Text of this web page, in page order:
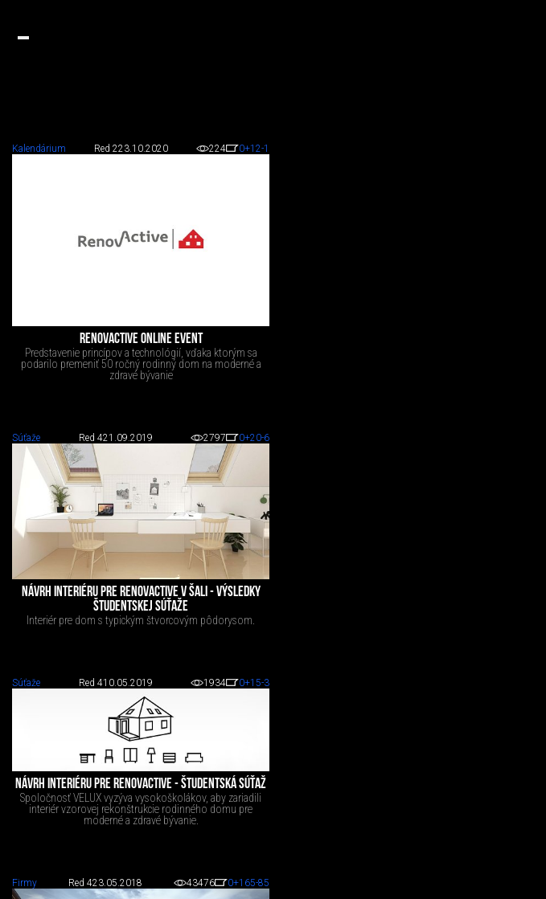
Kalendárium Red 223.10.2020 224 0+12-1
RENOVACTIVE ONLINE EVENT
Predstavenie princípov a technológií, vďaka ktorým sa
podarilo premeniť 50 ročný rodinný dom na moderné a
zdravé bývanie
Súťaže Red 421.09.2019 2797 0+20-6
NÁVRH INTERIÉRU PRE RENOVACTIVE V ŠALI - VÝSLEDKY
ŠTUDENTSKEJ SÚŤAŽE
Interiér pre dom s typickým štvorcovým pôdorysom.
Súťaže Red 410.05.2019 1934 0+15-3
NÁVRH INTERIÉRU PRE RENOVACTIVE - ŠTUDENTSKÁ SÚŤAŽ
Spoločnosť VELUX vyzýva vysokoškolákov, aby zariadili
interiér vzorovej rekonštrukcie rodinného domu pre
moderné a zdravé bývanie.
Firmy Red 423.05.2018 43476 0+165-85